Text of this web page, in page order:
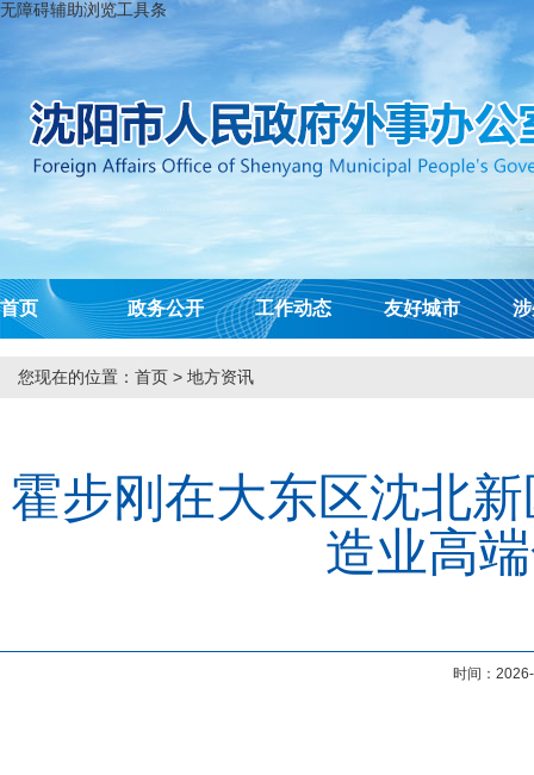
无障碍辅助浏览工具条
首页 政务公开 工作动态 友好城市
您现在的位置： 首页 > 地方资讯
霍步刚在大东区沈北
造业高
时间：